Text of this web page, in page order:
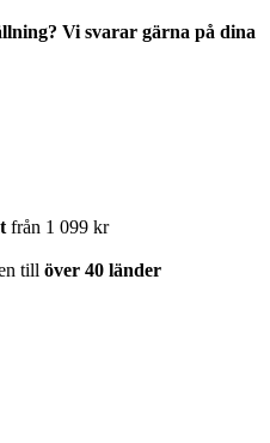
Vi svarar gärna på dina
från 1 099 kr
till över 40 länder